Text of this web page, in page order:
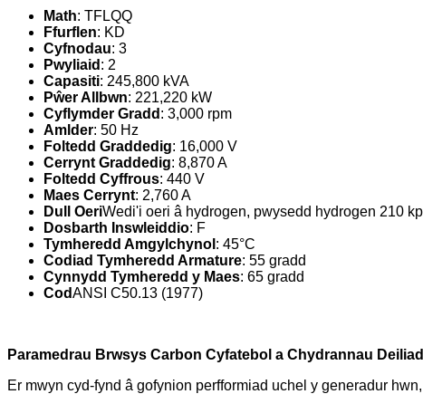
Math: TFLQQ
Ffurflen: KD
Cyfnodau: 3
Pwyliaid : 2
Capasiti: 245,800 kVA
Pŵer Allbwn: 221,220 kW
Cyflymder Gradd : 3,000 rpm
Amlder: 50 Hz
Foltedd Graddedig: 16,000 V
Cerrynt Graddedig: 8,870 A
Foltedd Cyffrous: 440 V
Maes Cerrynt: 2,760 A
Dull OeriWedi'i oeri â hydrogen, pwysedd hydrogen 210
Dosbarth Inswleiddio: F
Tymheredd Amgylchynol : 45°C
Codiad Tymheredd Armature: 55 gradd
Cynnydd Tymheredd y Maes: 65 gradd
CodANSI C50.13 (1977)
Paramedrau Brwsys Carbon Cyfatebol a Chydrannau
Er mwyn cyd-fynd â gofynion perfformiad uchel y generadur